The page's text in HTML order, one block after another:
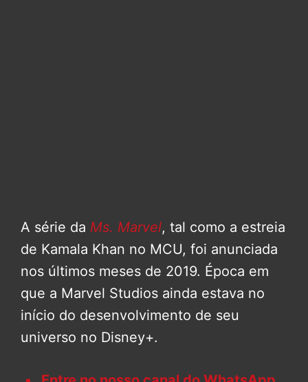
A série da Ms. Marvel, tal como a estreia
de Kamala Khan no MCU, foi anunciada
nos últimos meses de 2019. Época em
que a Marvel Studios ainda estava no
início do desenvolvimento de seu
universo no Disney+.